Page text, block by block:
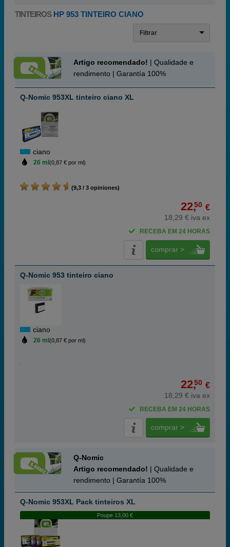
TINTEIROS HP 953 TINTEIRO CIANO
Filtrar
Artigo recomendado! | Qualidade e
rendimento | Garantía 100%
Q-Nomic 953XL tinteiro ciano XL
ciano
26 ml (0,87 € por ml)
(9,3 / 3 opiniones)
22,50 €
18,29 € iva ex
RECEBA EM 24 HORAS
comprar >
Q-Nomic 953 tinteiro ciano
ciano
26 ml (0,87 € por ml)
22,50 €
18,29 € iva ex
RECEBA EM 24 HORAS
comprar >
Q-Nomic
Artigo recomendado! | Qualidade e
rendimento | Garantía 100%
Q-Nomic 953XL Pack tinteiros XL
Poupe 13,00 €